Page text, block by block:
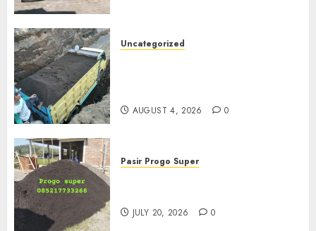
Uncategorized
AUGUST 4, 2026 0
Pasir Progo Super
JULY 20, 2026 0